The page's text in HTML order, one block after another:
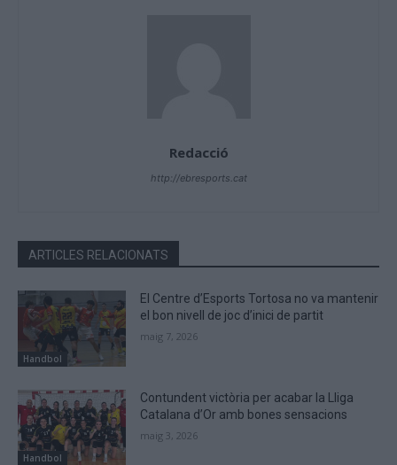
Redacció
http://ebresports.cat
ARTICLES RELACIONATS
Handbol
El Centre d’Esports Tortosa no va mantenir
el bon nivell de joc d’inici de partit
maig 7, 2026
Handbol
Contundent victòria per acabar la Lliga
Catalana d’Or amb bones sensacions
maig 3, 2026